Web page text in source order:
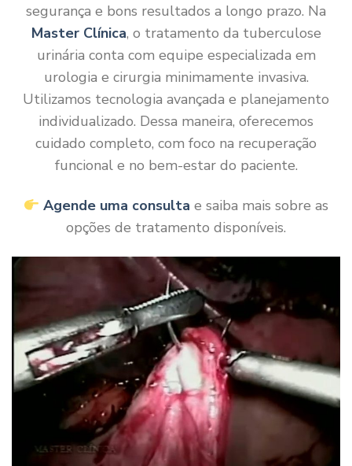
segurança e bons resultados a longo prazo. Na
Master Clínica, o tratamento da tuberculose
urinária conta com equipe especializada em
urologia e cirurgia minimamente invasiva.
Utilizamos tecnologia avançada e planejamento
individualizado. Dessa maneira, oferecemos
cuidado completo, com foco na recuperação
funcional e no bem-estar do paciente.
Agende uma consulta e saiba mais sobre as
opções de tratamento disponíveis.